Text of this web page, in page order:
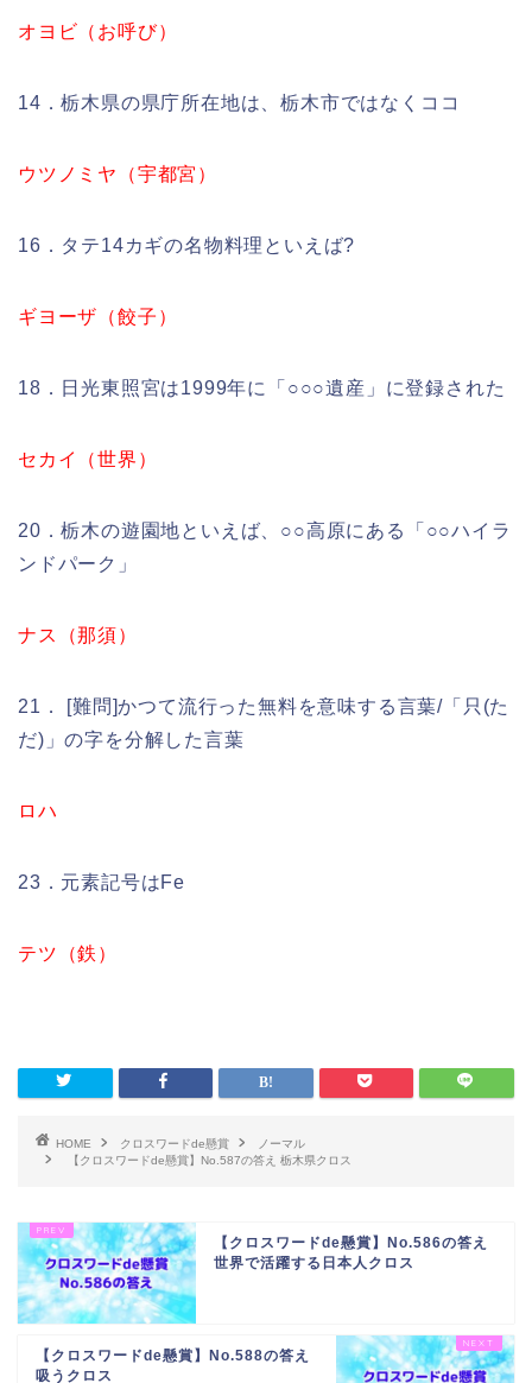
オヨビ（お呼び）
14．栃木県の県庁所在地は、栃木市ではなくココ
ウツノミヤ（宇都宮）
16．タテ14カギの名物料理といえば?
ギヨーザ（餃子）
18．日光東照宮は1999年に「○○○遺産」に登録された
セカイ（世界）
20．栃木の遊園地といえば、○○高原にある「○○ハイラ
ンドパーク」
ナス（那須）
21． [難問]かつて流行った無料を意味する言葉/「只(た
だ)」の字を分解した言葉
ロハ
23．元素記号はFe
テツ（鉄）
HOME クロスワードde懸賞
ノーマル
【クロスワードde懸賞】No.587の答え 栃木県クロス
【クロスワードde懸賞】No.586の答え
世界で活躍する日本人クロス
【クロスワードde懸賞】No.588の答え
吸うクロス